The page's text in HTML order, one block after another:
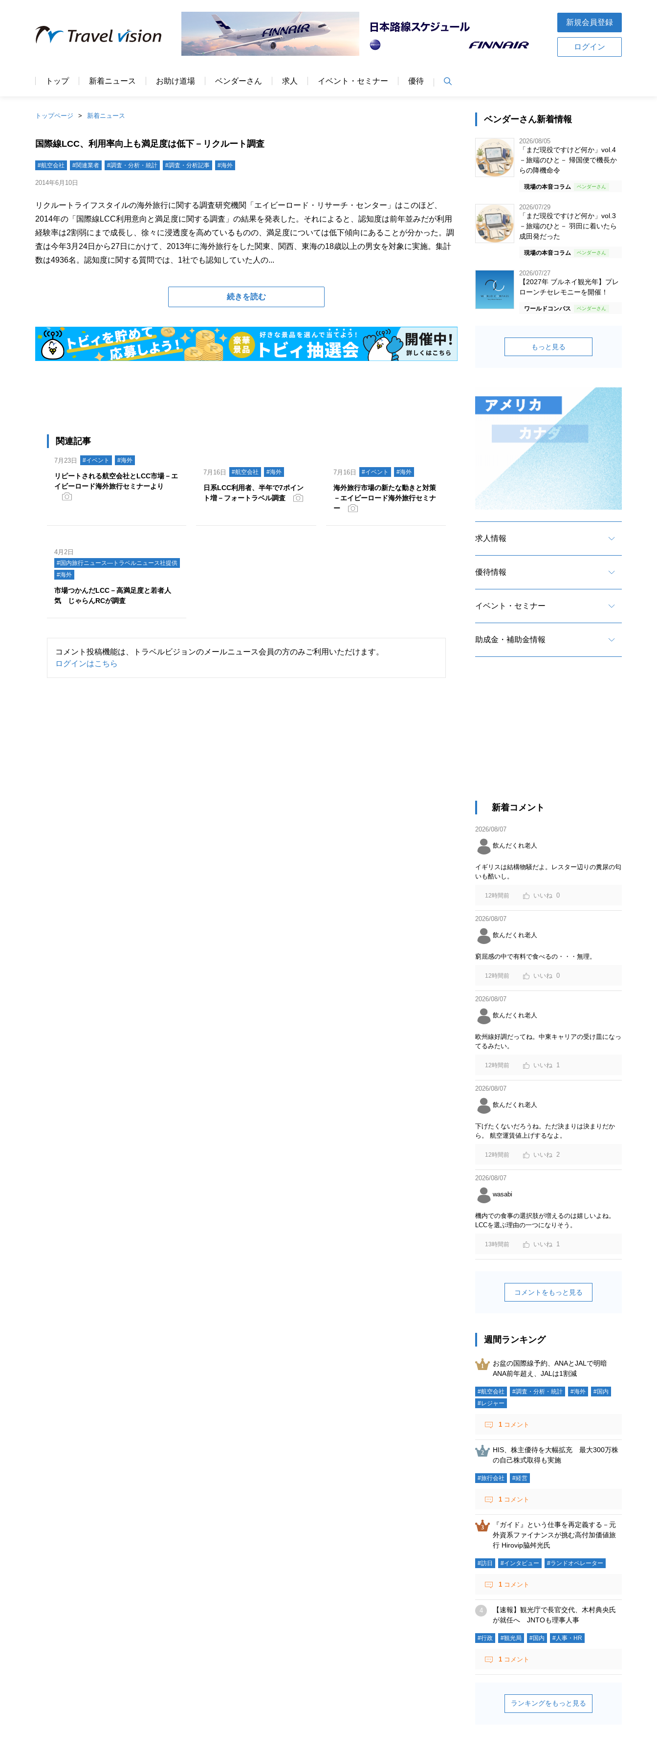
新規会員登録
ログイン
トップ 新着ニュース お助け道場 ベンダーさん 求人 イベント・セミナー 優待
トップページ 新着ニュース
国際線LCC、利用率向上も満足度は低下－リクルート調査
#航空会社 #関連業者 #調査・分析・統計 #調査・分析記事 #海外
2014年6月10日
リクルートライフスタイルの海外旅行に関する調査研究機関「エイビーロード・リサーチ・センター」はこのほど、
2014年の「国際線LCC利用意向と満足度に関する調査」の結果を発表した。それによると、認知度は前年並みだが利用
経験率は2割弱にまで成長し、徐々に浸透度を高めているものの、満足度については低下傾向にあることが分かった。調
査は今年3月24日から27日にかけて、2013年に海外旅行をした関東、関西、東海の18歳以上の男女を対象に実施。集計
数は4936名。認知度に関する質問では、1社でも認知していた人の...
続きを読む
関連記事
7月23日 #イベント #海外
リピートされる航空会社とLCC市場－エ
イビーロード海外旅行セミナーより
7月16日 #航空会社 #海外
日系LCC利用者、半年で7ポイン
ト増－フォートラベル調査
7月16日 #イベント #海外
海外旅行市場の新たな動きと対策
－エイビーロード海外旅行セミナ
ー
4月2日
#国内旅行ニュース―トラベルニュース社提供
#海外
市場つかんだLCC－高満足度と若者人
気 じゃらんRCが調査
コメント投稿機能は、トラベルビジョンのメールニュース会員の方のみご利用いただけます。
ログインはこちら
ベンダーさん新着情報
2026/08/05
「まだ現役ですけど何か」vol.4
－旅端のひと－ 帰国便で機長か
らの降機命令
現場の本音コラム
2026/07/29
「まだ現役ですけど何か」vol.3
－旅端のひと－ 羽田に着いたら
成田発だった
現場の本音コラム
2026/07/27
【2027年 ブルネイ観光年】プレ
ローンチセレモニーを開催！
ワールドコンパス
もっと見る
求人情報
優待情報
イベント・セミナー
助成金・補助金情報
新着コメント
2026/08/07
飲んだくれ老人
イギリスは結構物騒だよ。レスター辺りの糞尿の匂
いも酷いし。
12時間前 0
2026/08/07
飲んだくれ老人
窮屈感の中で有料で食べるの・・・無理。
12時間前 0
2026/08/07
飲んだくれ老人
欧州線好調だってね。中東キャリアの受け皿になっ
てるみたい。
12時間前 1
2026/08/07
飲んだくれ老人
下げたくないだろうね。ただ決まりは決まりだか
ら。 航空運賃値上げするなよ。
12時間前 2
2026/08/07
wasabi
機内での食事の選択肢が増えるのは嬉しいよね。
LCCを選ぶ理由の一つになりそう。
13時間前 1
コメントをもっと見る
週間ランキング
お盆の国際線予約、ANAとJALで明暗
ANA前年超え、JALは1割減
#航空会社 #調査・分析・統計 #海外
#国内
#レジャー
1 コメント
HIS、株主優待を大幅拡充 最大300万株
の自己株式取得も実施
#旅行会社 #経営
1 コメント
『ガイド』という仕事を再定義する－元
外資系ファイナンスが挑む高付加価値旅
行 Hirovip脇舛光氏
#訪日 #インタビュー #ランドオペレーター
1 コメント
【速報】観光庁で長官交代、木村典央氏
が就任へ JNTOも理事人事
#行政 #観光局 #国内 #人事・HR
1 コメント